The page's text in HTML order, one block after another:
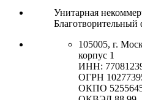
Унитарная
Благотворительный
105005, г.
корпус 1
ИНН:
ОГРН
ОКПО